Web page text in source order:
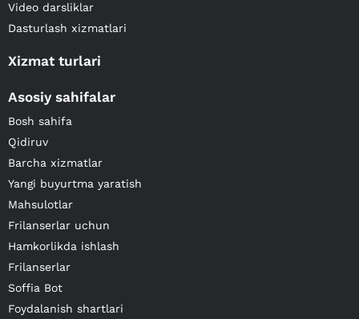
Video darsliklar
Dasturlash xizmatlari
Xizmat turlari
Asosiy sahifalar
Bosh sahifa
Qidiruv
Barcha xizmatlar
Yangi buyurtma yaratish
Mahsulotlar
Frilanserlar uchun
Hamkorlikda ishlash
Frilanserlar
Soffia Bot
Foydalanish shartlari